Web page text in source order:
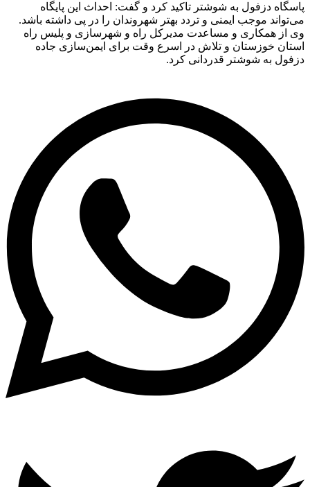
دزفول به شوشتر تاکید کرد و گفت: احداث این پایگاه
موجب ایمنی و تردد بهتر شهروندان را در پی داشته باشد.
از همکاری و مساعدت مدیرکل راه و شهرسازی و پلیس راه
خوزستان و تلاش در اسرع وقت برای ایمن‌سازی جاده
به شوشتر قدردانی کرد.